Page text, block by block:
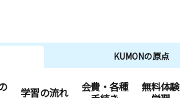
KUMONの原点
学習の流れ
会費・各種
無料体験